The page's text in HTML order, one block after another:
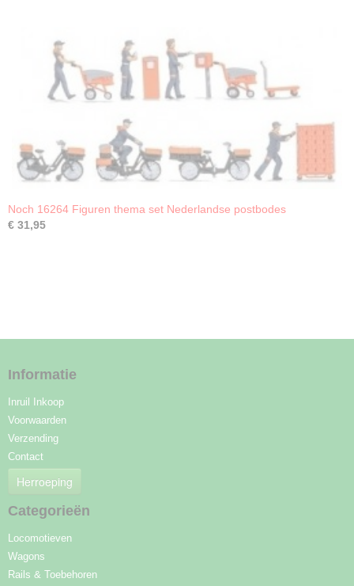
Noch 16264 Figuren thema set Nederlandse postbodes
€ 31,95
Informatie
Inruil Inkoop
Voorwaarden
Verzending
Contact
Herroeping
Categorieën
Locomotieven
Wagons
Rails & Toebehoren